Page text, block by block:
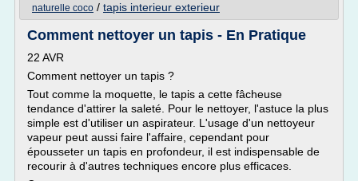
naturelle coco / tapis interieur exterieur
Comment nettoyer un tapis - En Pratique
22 AVR
Comment nettoyer un tapis ?
Tout comme la moquette, le tapis a cette fâcheuse
tendance d'attirer la saleté. Pour le nettoyer, l'astuce la plus
simple est d'utiliser un aspirateur. L'usage d'un nettoyeur
vapeur peut aussi faire l'affaire, cependant pour
épousseter un tapis en profondeur, il est indispensable de
recourir à d'autres techniques encore plus efficaces.